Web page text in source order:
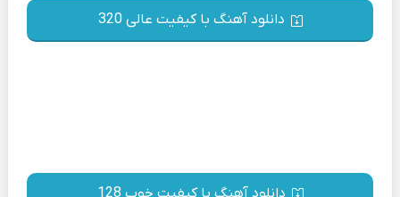
دانلود آهنگ با کیفیت عالی 320
دانلود آهنگ با کیفیت خوب 128